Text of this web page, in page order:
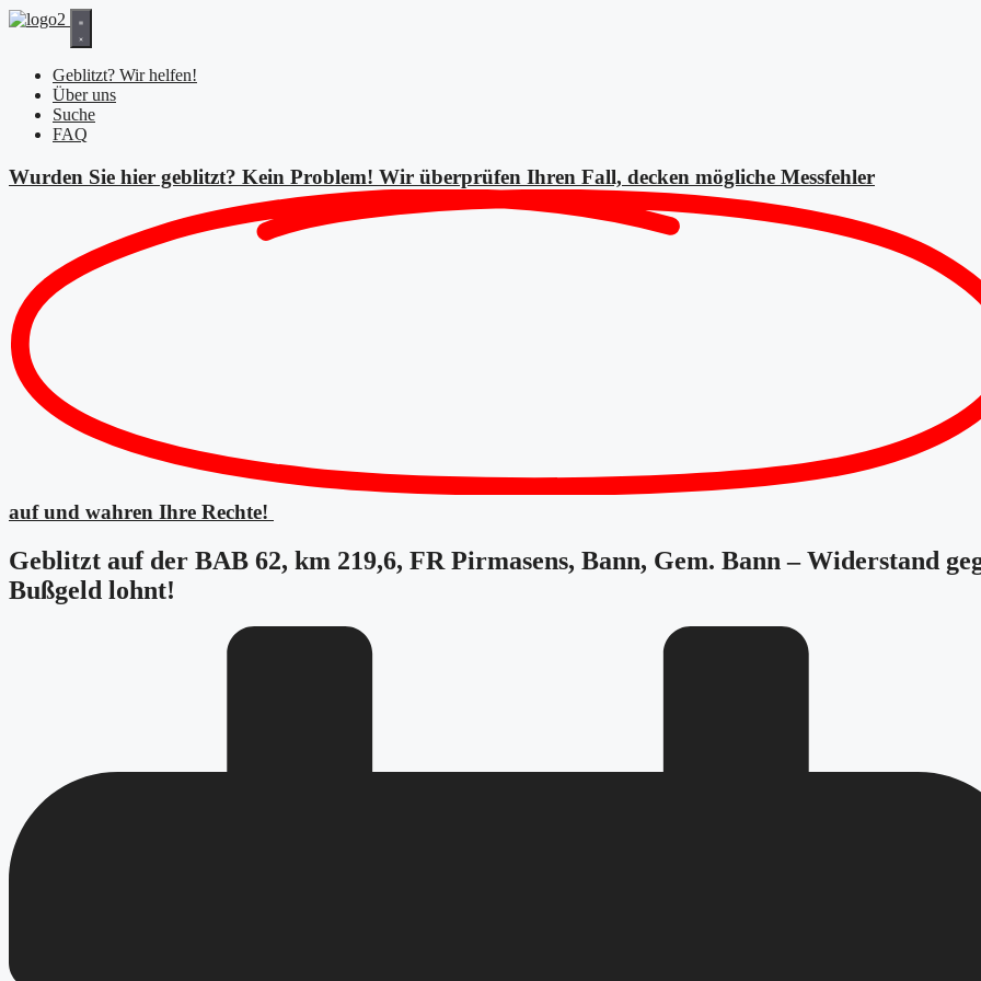
Zum
Geblitzt? Wir helfen!
Über uns
Suche
FAQ
Wurden Sie hier geblitzt? Kein Problem! Wir überprüfen Ihren Fall, decken mögliche Messfehler
auf und wahren Ihre Rechte!
Geblitzt auf der BAB 62, km 219,6, FR Pirmasens, Bann, Gem. Bann – Widerstand
Bußgeld lohnt!